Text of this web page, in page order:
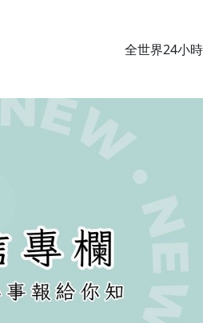
全世界24小